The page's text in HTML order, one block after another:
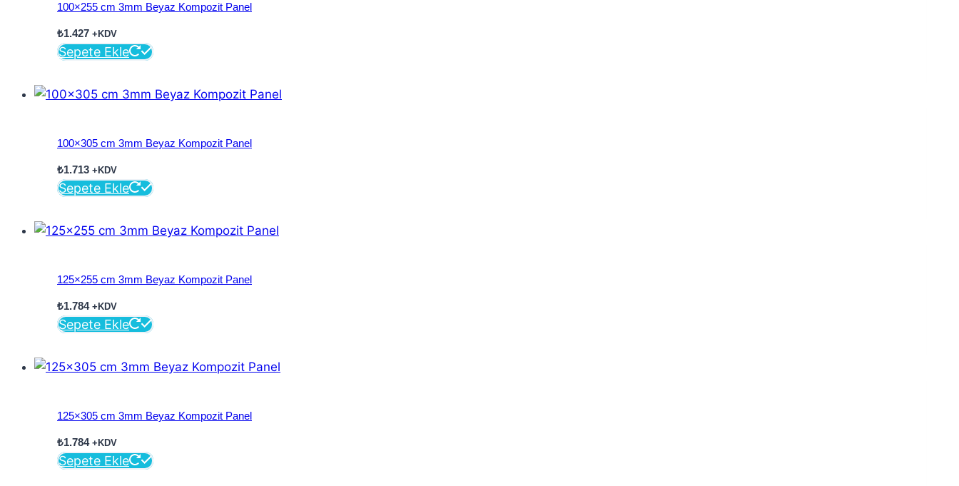
100×255 cm 3mm Beyaz Kompozit Panel
₺1.427 +KDV
Sepete Ekle
100×305 cm 3mm Beyaz Kompozit Panel
₺1.713 +KDV
Sepete Ekle
125×255 cm 3mm Beyaz Kompozit Panel
₺1.784 +KDV
Sepete Ekle
125×305 cm 3mm Beyaz Kompozit Panel
₺1.784 +KDV
Sepete Ekle